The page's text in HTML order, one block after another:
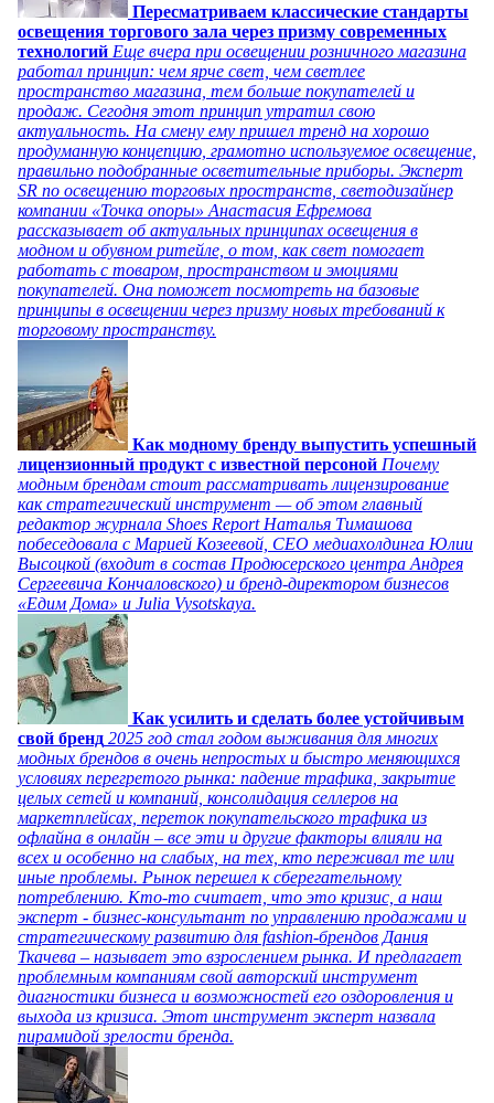
Пересматриваем классические стандарты
освещения торгового зала через призму современных
технологий Еще вчера при освещении розничного магазина
работал принцип: чем ярче свет, чем светлее
пространство магазина, тем больше покупателей и
продаж. Сегодня этот принцип утратил свою
актуальность. На смену ему пришел тренд на хорошо
продуманную концепцию, грамотно используемое освещение,
правильно подобранные осветительные приборы. Эксперт
SR по освещению торговых пространств, светодизайнер
компании «Точка опоры» Анастасия Ефремова
рассказывает об актуальных принципах освещения в
модном и обувном ритейле, о том, как свет помогает
работать с товаром, пространством и эмоциями
покупателей. Она поможет посмотреть на базовые
принципы в освещении через призму новых требований к
торговому пространству.
Как модному бренду выпустить успешный
лицензионный продукт с известной персоной Почему
модным брендам стоит рассматривать лицензирование
как стратегический инструмент — об этом главный
редактор журнала Shoes Report Наталья Тимашова
побеседовала с Марией Козеевой, СЕО медиахолдинга Юлии
Высоцкой (входит в состав Продюсерского центра Андрея
Сергеевича Кончаловского) и бренд-директором бизнесов
«Едим Дома» и Julia Vysotskaya.
Как усилить и сделать более устойчивым
свой бренд 2025 год стал годом выживания для многих
модных брендов в очень непростых и быстро меняющихся
условиях перегретого рынка: падение трафика, закрытие
целых сетей и компаний, консолидация селлеров на
маркетплейсах, переток покупательского трафика из
офлайна в онлайн – все эти и другие факторы влияли на
всех и особенно на слабых, на тех, кто переживал те или
иные проблемы. Рынок перешел к сберегательному
потреблению. Кто-то считает, что это кризис, а наш
эксперт - бизнес-консультант по управлению продажами и
стратегическому развитию для fashion-брендов Дания
Ткачева – называет это взрослением рынка. И предлагает
проблемным компаниям свой авторский инструмент
диагностики бизнеса и возможностей его оздоровления и
выхода из кризиса. Этот инструмент эксперт назвала
пирамидой зрелости бренда.